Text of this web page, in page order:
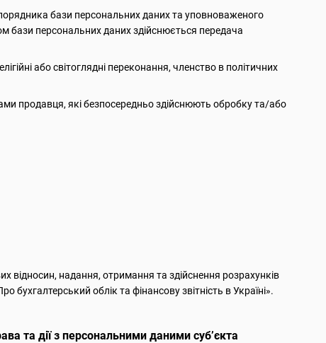
бази персональних даних та уповноваженого
бази персональних даних здійснюється передача
або світоглядні переконання, членство в політичних
продавця, які безпосередньо здійснюють обробку та/або
відносин, надання, отримання та здійснення розрахунків
облік та фінансову звітність в Україні».
та дії з персональними даними суб’єкта